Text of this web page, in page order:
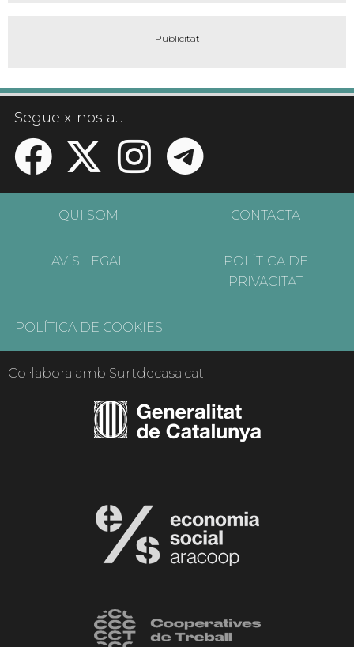
Segueix-nos a...
QUI SOM CONTACTA
AVÍS LEGAL
POLÍTICA DE
PRIVACITAT
POLÍTICA DE COOKIES
Col·labora amb Surtdecasa.cat